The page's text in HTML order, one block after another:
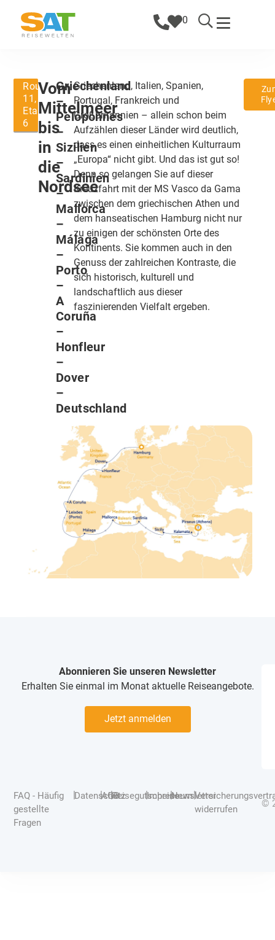
0
Route
11,
Etappe
6
Vom
Mittelmeer
bis
in
die
Nordsee
Griechenland
–
Peloponnes
–
Sizilien
–
Sardinien
–
Mallorca
–
Málaga
–
Porto
–
A
Coruña
–
Honfleur
–
Dover
–
Deutschland
Griechenland, Italien, Spanien,
Portugal, Frankreich und
Großbritannien – allein schon beim
Aufzählen dieser Länder wird deutlich,
dass es einen einheitlichen Kulturraum
„Europa“ nicht gibt. Und das ist gut so!
Denn so gelangen Sie auf dieser
Kreuzfahrt mit der MS Vasco da Gama
zwischen dem griechischen Athen und
dem hanseatischen Hamburg nicht nur
zu einigen der schönsten Orte des
Kontinents. Sie kommen auch in den
Genuss der zahlreichen Kontraste, die
sich historisch, kulturell und
landschaftlich aus dieser
faszinierenden Vielfalt ergeben.
Abonnieren Sie unseren Newsletter
Erhalten Sie einmal im Monat aktuelle Reiseangebote.
Jetzt anmelden
FAQ - Häufig
gestellte
Fragen
|Datenschutz
|AGB
|Reisegutscheine
|Impressum
|Newsletter
|
widerrufen
©